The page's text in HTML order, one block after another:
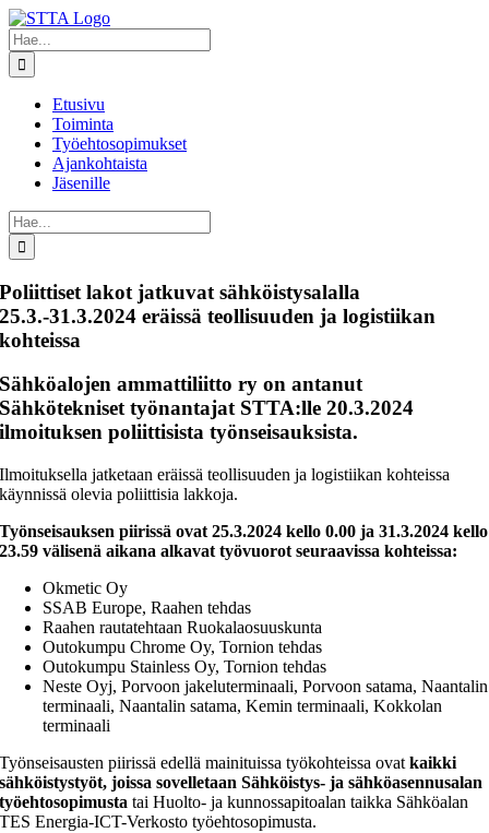
Skip
to
content
Etsi
...
Etusivu
Toiminta
Työehtosopimukset
Ajankohtaista
Jäsenille
Etsi
...
Poliittiset lakot jatkuvat sähköistysalalla
25.3.-31.3.2024 eräissä teollisuuden ja logistiikan
kohteissa
Sähköalojen ammattiliitto ry on antanut
Sähkötekniset työnantajat STTA:lle 20.3.2024
ilmoituksen poliittisista työnseisauksista.
Ilmoituksella jatketaan eräissä teollisuuden ja logistiikan kohteissa
käynnissä olevia poliittisia lakkoja.
Työnseisauksen piirissä ovat 25.3.2024 kello 0.00 ja 31.3.2024 kello
23.59 välisenä aikana alkavat työvuorot seuraavissa kohteissa:
Okmetic Oy
SSAB Europe, Raahen tehdas
Raahen rautatehtaan Ruokalaosuuskunta
Outokumpu Chrome Oy, Tornion tehdas
Outokumpu Stainless Oy, Tornion tehdas
Neste Oyj, Porvoon jakeluterminaali, Porvoon satama, Naantalin
terminaali, Naantalin satama, Kemin terminaali, Kokkolan
terminaali
Työnseisausten piirissä edellä mainituissa työkohteissa ovatkaikki
sähköistystyöt, joissa sovelletaan Sähköistys- ja sähköasennusalan
työehtosopimusta tai Huolto- ja kunnossapitoalan taikka Sähköalan
TES Energia-ICT-Verkosto työehtosopimusta.